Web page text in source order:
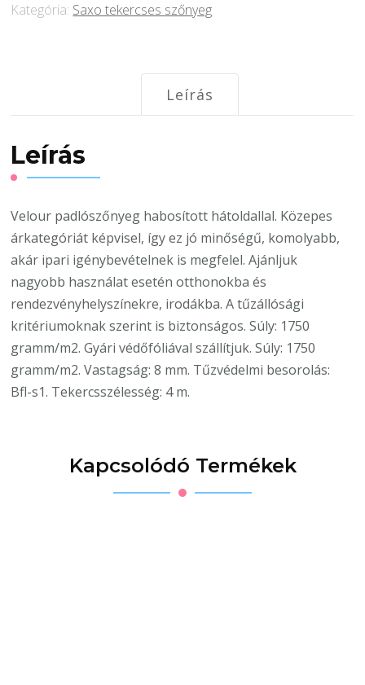
Kategória: Saxo tekercses szőnyeg
Leírás
Leírás
Velour padlószőnyeg habosított hátoldallal. Közepes
árkategóriát képvisel, így ez jó minőségű, komolyabb,
akár ipari igénybevételnek is megfelel. Ajánljuk
nagyobb használat esetén otthonokba és
rendezvényhelyszínekre, irodákba. A tűzállósági
kritériumoknak szerint is biztonságos. Súly: 1750
gramm/m2. Gyári védőfóliával szállítjuk. Súly: 1750
gramm/m2. Vastagság: 8 mm. Tűzvédelmi besorolás:
Bfl-s1. Tekercsszélesség: 4 m.
Kapcsolódó Termékek